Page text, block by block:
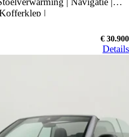
|
€ 30.900
Details